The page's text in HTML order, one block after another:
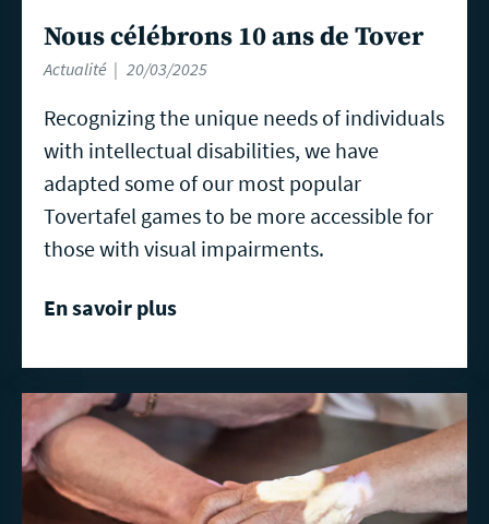
Nous célébrons 10 ans de Tover
Actualité 20/03/2025
Recognizing the unique needs of individuals
with intellectual disabilities, we have
adapted some of our most popular
Tovertafel games to be more accessible for
those with visual impairments.
En savoir plus
En
savoir
plus